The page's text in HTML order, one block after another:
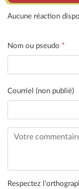
Aucune réaction
Nom ou pseudo *
Courriel (non publié)
Respectez